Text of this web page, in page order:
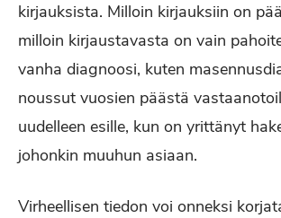
kirjauksista. Milloin kirjauksiin on
milloin kirjaustavasta on vain
vanha diagnoosi, kuten
noussut vuosien päästä
uudelleen esille, kun on yrittänyt
johonkin muuhun asiaan.
Virheellisen tiedon voi onneksi